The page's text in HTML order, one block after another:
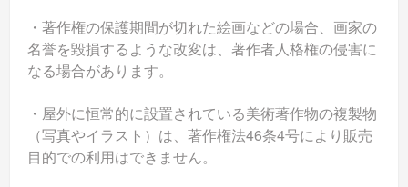
・著作権の保護期間が切れた絵画などの場合、画家の
名誉を毀損するような改変は、著作者人格権の侵害に
なる場合があります。
・屋外に恒常的に設置されている美術著作物の複製物
（写真やイラスト）は、著作権法46条4号により販売
目的での利用はできません。